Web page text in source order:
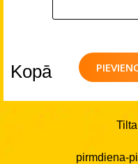
Kopā
pirmdiena-